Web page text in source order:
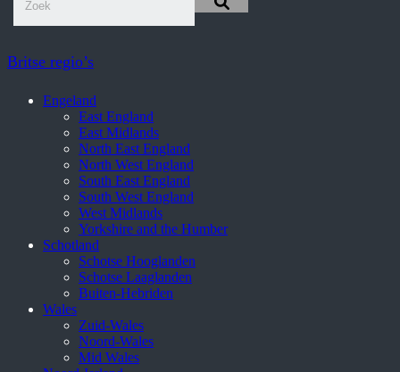
Britse regio’s
Engeland
East England
East Midlands
North East England
North West England
South East England
South West England
West Midlands
Yorkshire and the Humber
Schotland
Schotse Hooglanden
Schotse Laaglanden
Buiten-Hebriden
Wales
Zuid-Wales
Noord-Wales
Mid Wales